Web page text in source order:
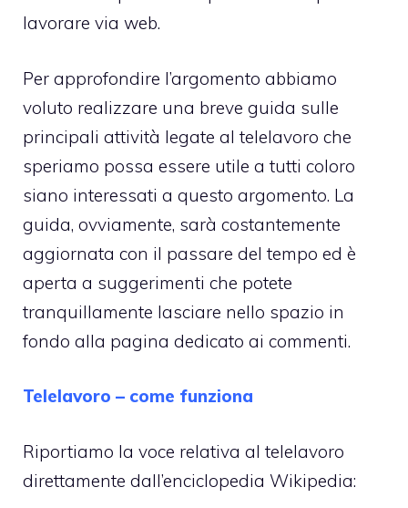
lavorare via web.
Per approfondire l’argomento abbiamo
voluto realizzare una breve guida sulle
principali attività legate al telelavoro che
speriamo possa essere utile a tutti coloro
siano interessati a questo argomento. La
guida, ovviamente, sarà costantemente
aggiornata con il passare del tempo ed è
aperta a suggerimenti che potete
tranquillamente lasciare nello spazio in
fondo alla pagina dedicato ai commenti.
Telelavoro – come funziona
Riportiamo la voce relativa al telelavoro
direttamente dall’enciclopedia Wikipedia: